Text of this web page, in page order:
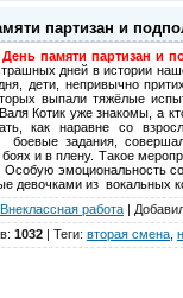
партизан и
День памяти партизан и
дней в истории
дети, непривычно
выпали тяжёлые
Котик уже знакомы, а
как наравне со
боевые задания,
боях и в плену. Такое
Особую эмоциональность
девочками из вокальных
Внеклассная работа |
: 1032 | Теги: вторая смена